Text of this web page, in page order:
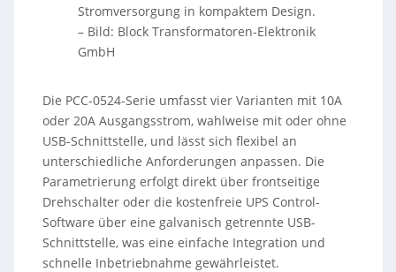
Stromversorgung in kompaktem Design.
– Bild: Block Transformatoren-Elektronik
GmbH
Die PCC-0524-Serie umfasst vier Varianten mit 10A
oder 20A Ausgangsstrom, wahlweise mit oder ohne
USB-Schnittstelle, und lässt sich flexibel an
unterschiedliche Anforderungen anpassen. Die
Parametrierung erfolgt direkt über frontseitige
Drehschalter oder die kostenfreie UPS Control-
Software über eine galvanisch getrennte USB-
Schnittstelle, was eine einfache Integration und
schnelle Inbetriebnahme gewährleistet.